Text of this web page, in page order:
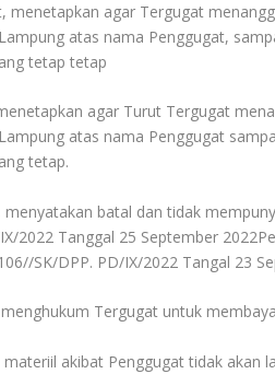
menetapkan agar Tergugat
atas nama Penggugat,
tetap tetap
agar Turut Tergugat
atas nama Penggugat
tetap.
menyatakan batal dan tidak
2022 Tanggal 25 September
SK/DPP. PD/IX/2022 Tangal 23
Tergugat untuk
materiil akibat Penggugat tidak akan